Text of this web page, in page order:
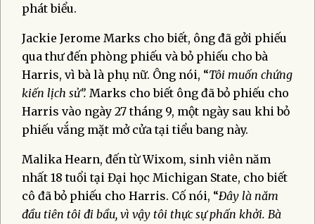
phát biểu.
Jackie Jerome Marks cho biết, ông đã gởi phiếu
qua thư đến phòng phiếu và bỏ phiếu cho bà
Harris, vì bà là phụ nữ. Ông nói, “Tôi muốn chứng
kiến ​​lịch sử”. Marks cho biết ông đã bỏ phiếu cho
Harris vào ngày 27 tháng 9, một ngày sau khi bỏ
phiếu vắng mặt mở cửa tại tiểu bang này.
Malika Hearn, đến từ Wixom, sinh viên năm
nhất 18 tuổi tại Đại học Michigan State, cho biết
cô đã bỏ phiếu cho Harris. Cố nói, “Đây là năm
đầu tiên tôi đi bầu, vì vậy tôi thực sự phấn khởi. Bà